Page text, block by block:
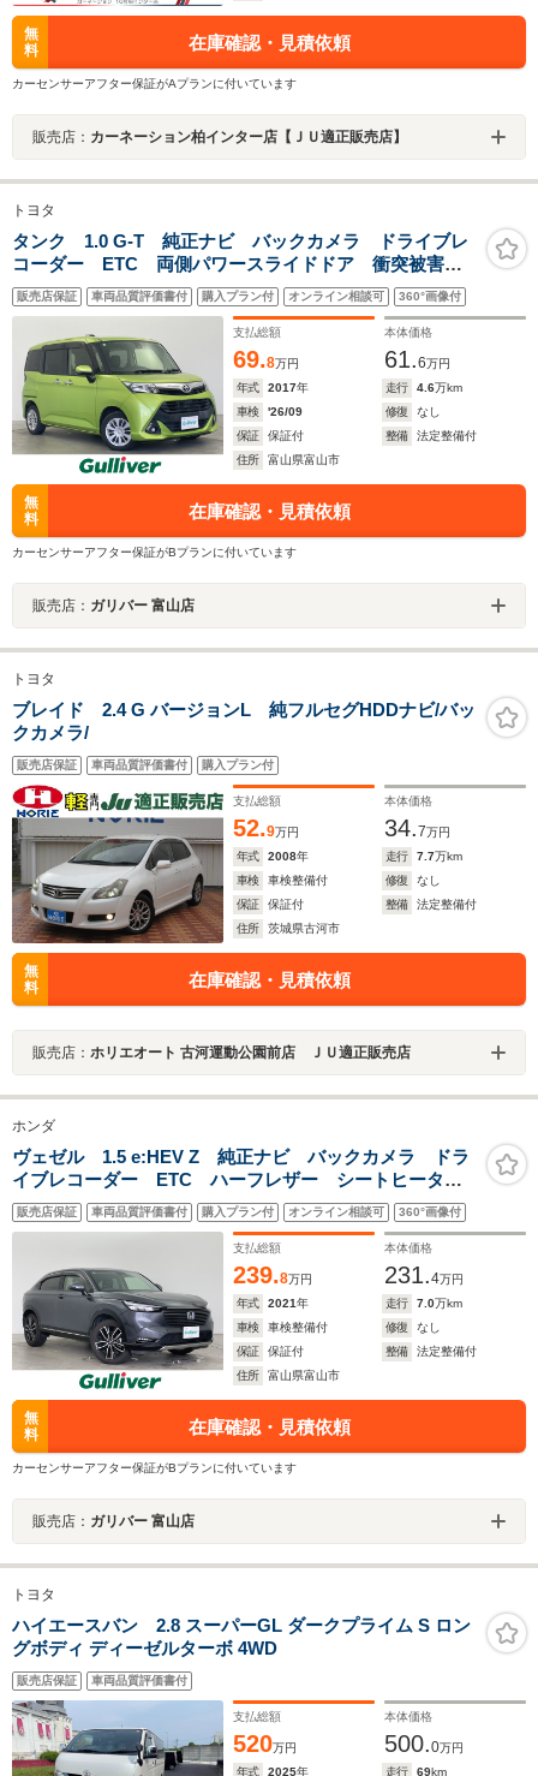
無
料
在庫確認・見積依頼
カーセンサーアフター保証がAプランに付いています
販売店： カーネーション柏インター店【ＪＵ適正販売店】
トヨタ
タンク 1.0 G-T 純正ナビ バックカメラ ドライブレ
コーダー ETC 両側パワースライドドア 衝突被害軽
減システム 横滑り防止装置 アイドリングストップ
オートハロゲンライト フォグライト ステアリングス
イッチ AAC
販売店保証 車両品質評価書付 購入プラン付 オンライン相談可 360°画像付
支払総額
69.8万円
本体価格
61.6万円
年式
2017年 走行 4.6万km
車検
'26/09 修復
なし
保証
保証付 整備
法定整備付
住所
富山県富山市
無
料
在庫確認・見積依頼
カーセンサーアフター保証がBプランに付いています
販売店： ガリバー 富山店
トヨタ
ブレイド 2.4 G バージョンL 純フルセグHDDナビ/バッ
クカメラ/
販売店保証 車両品質評価書付 購入プラン付
支払総額
52.9万円
本体価格
34.7万円
年式
2008年 走行 7.7万km
車検
車検整備付 修復
なし
保証
保証付 整備
法定整備付
住所
茨城県古河市
無
料
在庫確認・見積依頼
販売店： ホリエオート 古河運動公園前店 ＪＵ適正販売店
ホンダ
ヴェゼル 1.5 e:HEV Z 純正ナビ バックカメラ ドラ
イブレコーダー ETC ハーフレザー シートヒータ
ー ハンドルヒーター ブラインドスポットモニター
衝突被害軽減システム レーダークルーズコントロー
販売店保証 車両品質評価書付 購入プラン付 オンライン相談可 360°画像付
支払総額
239.8万円
本体価格
231.4万円
年式
2021年 走行 7.0万km
車検
車検整備付 修復
なし
保証
保証付 整備
法定整備付
住所
富山県富山市
無
料
在庫確認・見積依頼
カーセンサーアフター保証がBプランに付いています
販売店： ガリバー 富山店
トヨタ
ハイエースバン 2.8 スーパーGL ダークプライム S ロン
グボディ ディーゼルターボ 4WD
販売店保証 車両品質評価書付
支払総額
520万円
本体価格
500.0万円
年式
2025年 走行 69km